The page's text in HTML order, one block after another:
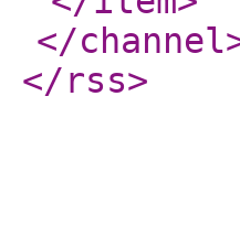
</channel
</rss>